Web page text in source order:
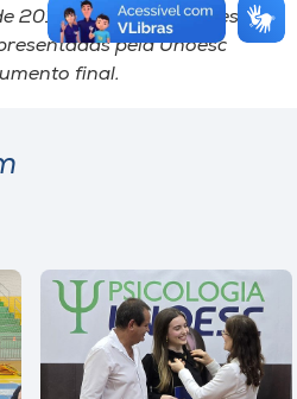
2015. Segundo a professora
pela Unoesc
final.